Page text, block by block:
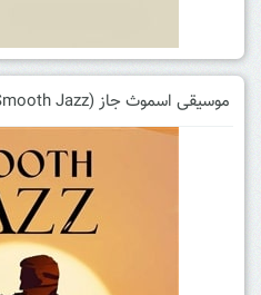
موسیقی اسموث جاز (Smooth Jazz)